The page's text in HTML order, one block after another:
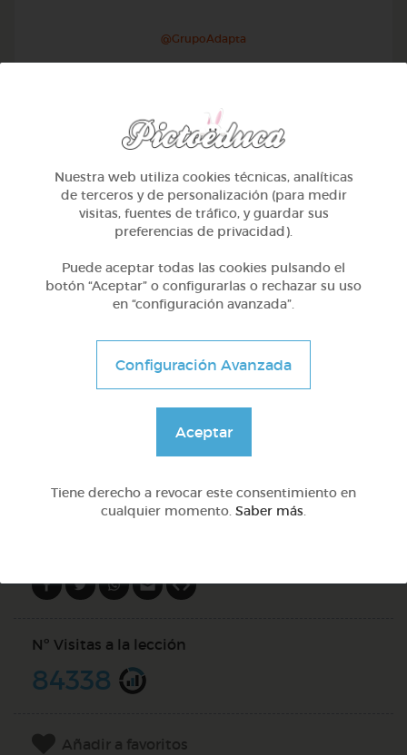
@GrupoAdapta
1º Primaria (6-7 años)
Escritura creativa en galego
DOCS (2)
Nº Visitas a la lección
84338
Añadir a favoritos
Nuestra web utiliza cookies técnicas, analíticas
de terceros y de personalización (para medir
visitas, fuentes de tráfico, y guardar sus
preferencias de privacidad).
Puede aceptar todas las cookies pulsando el
botón “Aceptar” o configurarlas o rechazar su uso
en “configuración avanzada”.
Configuración Avanzada
Aceptar
Tiene derecho a revocar este consentimiento en
cualquier momento. Saber más.